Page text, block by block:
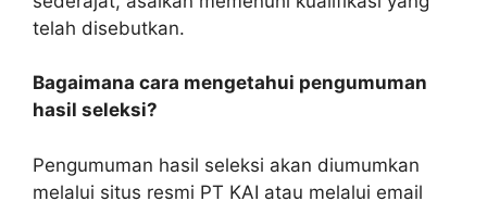
telah disebutkan.
Bagaimana cara mengetahui pengumuman
hasil seleksi?
Pengumuman hasil seleksi akan diumumkan
melalui situs resmi PT KAI atau melalui email